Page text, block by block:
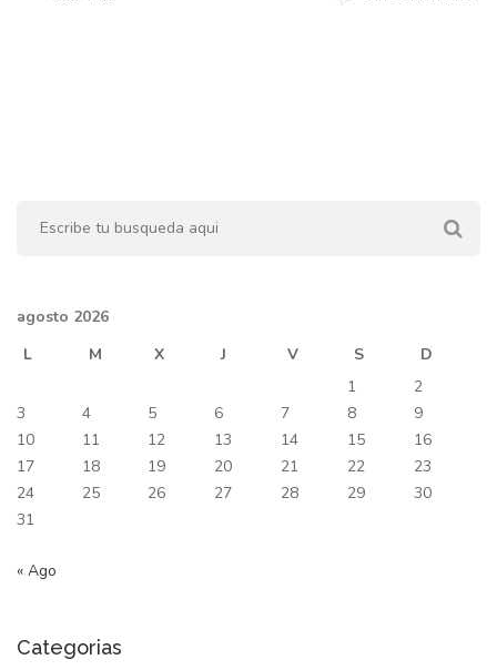
agosto 2026
L
M X J V S
D
1
2
3
4 5 6 7 8
9
10
11 12 13 14 15
16
17
18 19 20 21 22
23
24
25 26 27 28 29
30
31
« Ago
Categorias